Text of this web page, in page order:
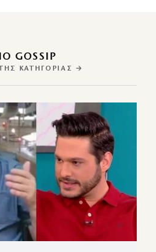
GOSSIP
ΚΑΤΗΓΟΡΊΑΣ →